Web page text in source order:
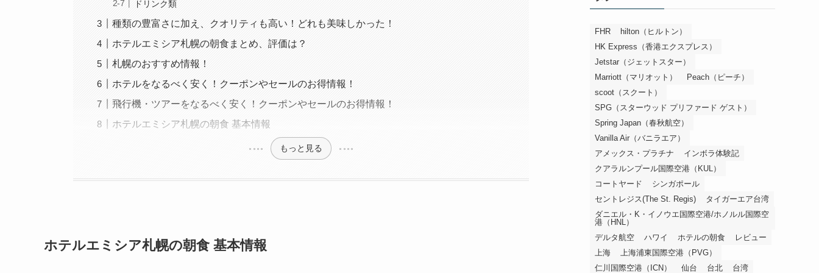
ドリンク類
種類の豊富さに加え、クオリティも高い！どれも美味しかった！
ホテルエミシア札幌の朝食まとめ、評価は？
札幌のおすすめ情報！
ホテルをなるべく安く！クーポンやセールのお得情報！
飛行機・ツアーをなるべく安く！クーポンやセールのお得情報！
ホテルエミシア札幌の朝食 基本情報
もっと見る
ホテルエミシア札幌の朝食 基本情報
FHR
hilton（ヒルトン）
HK Express（香港エクスプレス）
Jetstar（ジェットスター）
Marriott（マリオット）
Peach（ピーチ）
scoot（スクート）
SPG（スターウッド プリファード ゲスト）
Spring Japan（春秋航空）
Vanilla Air（バニラエア）
アメックス・プラチナ
インボラ体験記
クアラルンプール国際空港（KUL）
コートヤード
シンガポール
セントレジス(The St. Regis)
タイガーエア台湾
ダニエル・K・イノウエ国際空港/ホノルル国際空
港（HNL）
デルタ航空
ハワイ ホテルの朝食
レビュー
上海
上海浦東国際空港（PVG）
仁川国際空港（ICN）
仙台 台北 台湾